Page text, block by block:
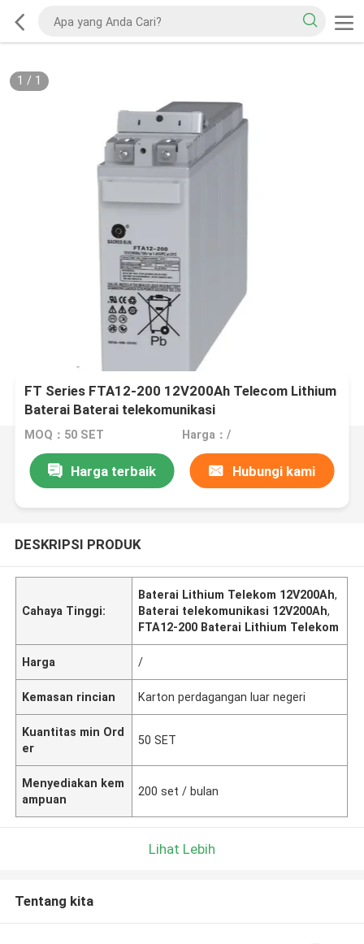
1 / 1
FT Series FTA12-200 12V200Ah Telecom Lithium
Baterai Baterai telekomunikasi
MOQ：50 SET Harga：/
Harga terbaik Hubungi kami
DESKRIPSI PRODUK
Cahaya Tinggi:
Baterai Lithium Telekom 12V200Ah,
Baterai telekomunikasi 12V200Ah,
FTA12-200 Baterai Lithium Telekom
Harga /
Kemasan rincian Karton perdagangan luar negeri
Kuantitas min Ord
er
50 SET
Menyediakan kem
ampuan
200 set / bulan
Lihat Lebih
Tentang kita